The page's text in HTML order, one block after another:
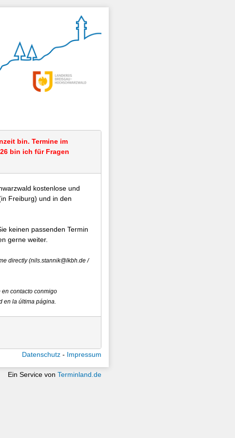
bin. Termine im
bin ich für Fragen
kostenlose und
Freiburg) und in den
keinen passenden Termin
gerne weiter.
directly (nils.stannik@lkbh.de /
contacto conmigo
en la última página.
Datenschutz Impressum
Ein Service von Terminland.de